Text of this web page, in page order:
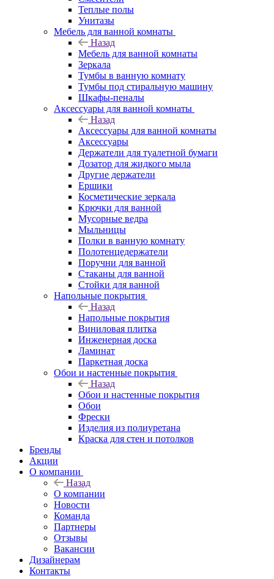
Теплые полы
Унитазы
Мебель для ванной комнаты
Назад
Мебель для ванной комнаты
Зеркала
Тумбы в ванную комнату
Тумбы под стиральную машину
Шкафы-пеналы
Аксессуары для ванной комнаты
Назад
Аксессуары для ванной комнаты
Аксессуары
Держатели для туалетной бумаги
Дозатор для жидкого мыла
Другие держатели
Ершики
Косметические зеркала
Крючки для ванной
Мусорные ведра
Мыльницы
Полки в ванную комнату
Полотенцедержатели
Поручни для ванной
Стаканы для ванной
Стойки для ванной
Напольные покрытия
Назад
Напольные покрытия
Виниловая плитка
Инженерная доска
Ламинат
Паркетная доска
Обои и настенные покрытия
Назад
Обои и настенные покрытия
Обои
Фрески
Изделия из полиуретана
Краска для стен и потолков
Бренды
Акции
О компании
Назад
О компании
Новости
Команда
Партнеры
Отзывы
Вакансии
Дизайнерам
Контакты